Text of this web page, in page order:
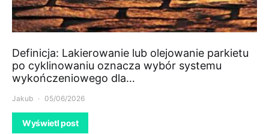
Definicja: Lakierowanie lub olejowanie parkietu
po cyklinowaniu oznacza wybór systemu
wykończeniowego dla…
Jakub 05/06/2026
Wyświetl post